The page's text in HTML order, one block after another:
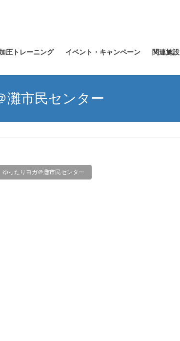
圧トレーニング イベント・キャンペーン 関連施設
灘市民センター
ゆったりヨガ＠灘市民センター